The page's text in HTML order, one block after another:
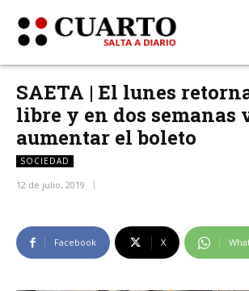
SAETA | El lunes
libre y en dos semanas
aumentar el boleto
SOCIEDAD
12 de julio, 2019
Facebook X